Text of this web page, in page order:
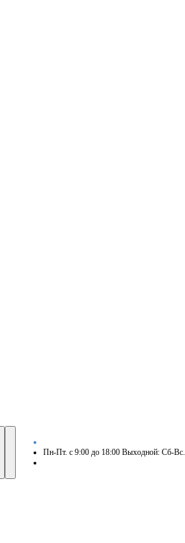
Пн-Пт. с 9:00 до 18:00 Выходной: Сб-Вс.